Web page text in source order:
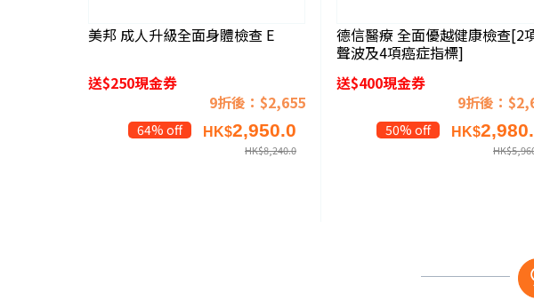
美邦 成人升級全面身體檢查 E
送$250現金券
9折後：$2,655
64% off HK$2,950.0
HK$8,240.0
德信醫療 全面優越健康檢查[2
聲波及4項癌症指標]
送$400現金券
9折後：
50% off HK$
HK$